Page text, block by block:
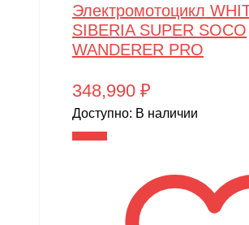
Электромотоцикл
SIBERIA SUPER SOCO
WANDERER PRO
348,990 ₽
Доступно: В наличии